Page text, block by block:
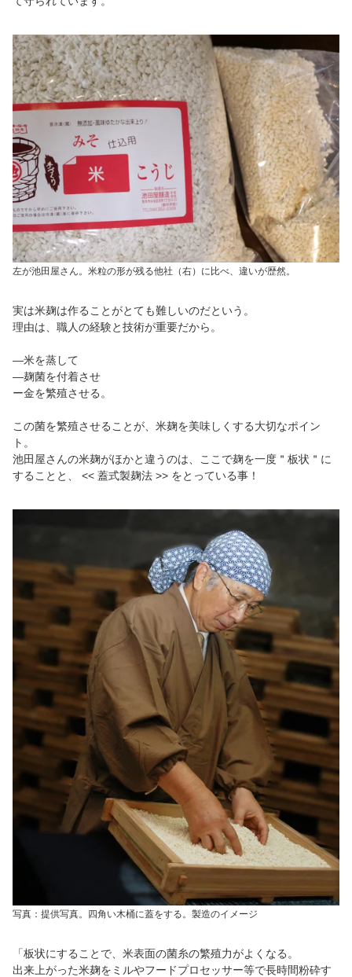
左が池田屋さん。米粒の形が残る他社（右）に比べ、違いが歴然。
実は米麹は作ることがとても難しいのだという。
理由は、職人の経験と技術が重要だから。
―米を蒸して
—麹菌を付着させ
ー金を繁殖させる。
この菌を繁殖させることが、米麹を美味しくする大切なポイン
ト。
池田屋さんの米麹がほかと違うのは、ここで麹を一度＂板状＂に
することと、 << 蓋式製麹法 >> をとっている事！
写真：提供写真。四角い木桶に蓋をする。製造のイメージ
「板状にすることで、米表面の菌糸の繁殖力がよくなる。
出来上がった米麹をミルやフードプロセッサー等で長時間粉砕す